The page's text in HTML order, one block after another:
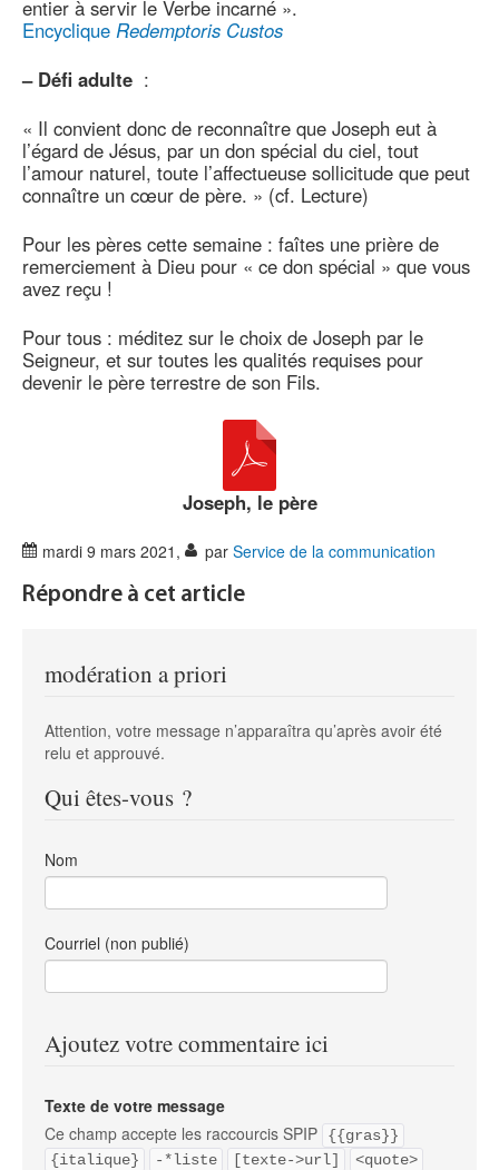
entier à servir le Verbe incarné ».
Encyclique Redemptoris Custos
– Défi adulte :
« Il convient donc de reconnaître que Joseph eut à
l’égard de Jésus, par un don spécial du ciel, tout
l’amour naturel, toute l’affectueuse sollicitude que peut
connaître un cœur de père. » (cf. Lecture)
Pour les pères cette semaine : faîtes une prière de
remerciement à Dieu pour « ce don spécial » que vous
avez reçu !
Pour tous : méditez sur le choix de Joseph par le
Seigneur, et sur toutes les qualités requises pour
devenir le père terrestre de son Fils.
Joseph, le père
mardi 9 mars 2021 , par Service de la communication
Répondre à cet article
modération a priori
Attention, votre message n’apparaîtra qu’après avoir été
relu et approuvé.
Qui êtes-vous ?
Nom
Courriel (non publié)
Ajoutez votre commentaire ici
Texte de votre message
Ce champ accepte les raccourcis SPIP
{{gras}}
{italique}
-*liste [texte->url]
<quote>